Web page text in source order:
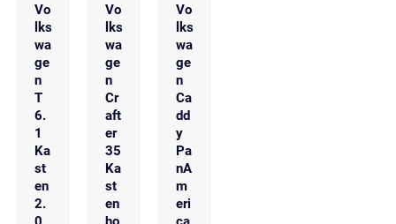
Vo
lks
wa
ge
n
T
6.
1
Ka
st
en
2.
Vo
lks
wa
ge
n
Cr
aft
er
35
Ka
st
en
Vo
lks
wa
ge
n
Ca
dd
y
Pa
nA
m
eri